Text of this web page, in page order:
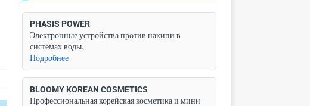
PHASIS POWER
Электронные устройства против накипи в
системах воды.
Подробнее
BLOOMY KOREAN COSMETICS
Профессиональная корейская косметика и мини-